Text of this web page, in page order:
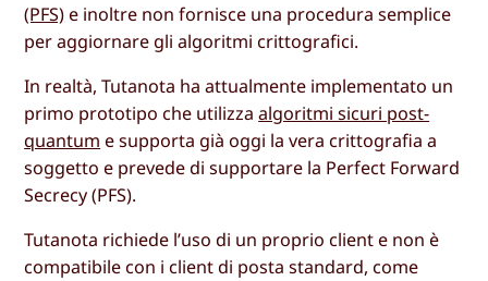
(PFS) e inoltre non fornisce una procedura semplice
per aggiornare gli algoritmi crittografici.
In realtà, Tutanota ha attualmente implementato un
primo prototipo che utilizzaalgoritmi sicuri post-
quantum e supporta già oggi la vera crittografia a
soggetto e prevede di supportare la Perfect Forward
Secrecy (PFS).
Tutanota richiede l’uso di un proprio client e non è
compatibile con i client di posta standard, come